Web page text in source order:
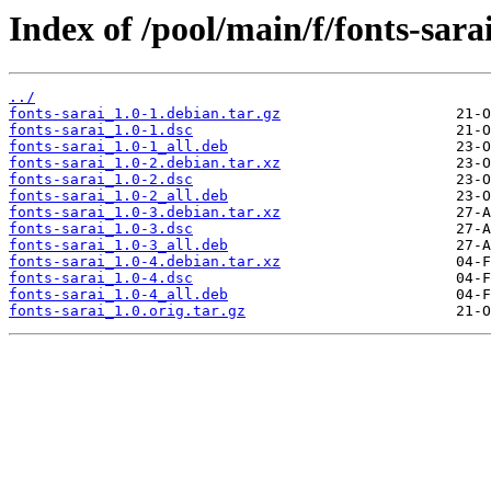
Index of /pool/main/f/fonts-
../
fonts-sarai_1.0-1.debian.tar.gz
fonts-sarai_1.0-1.dsc
fonts-sarai_1.0-1_all.deb
fonts-sarai_1.0-2.debian.tar.xz
fonts-sarai_1.0-2.dsc
fonts-sarai_1.0-2_all.deb
fonts-sarai_1.0-3.debian.tar.xz
fonts-sarai_1.0-3.dsc
fonts-sarai_1.0-3_all.deb
fonts-sarai_1.0-4.debian.tar.xz
fonts-sarai_1.0-4.dsc
fonts-sarai_1.0-4_all.deb
fonts-sarai_1.0.orig.tar.gz